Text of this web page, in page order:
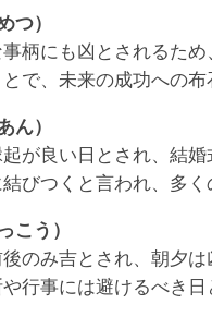
つ）
事柄にも凶とされるた
で、未来の成功への布
ん）
が良い日とされ、結
びつくと言われ、多く
こう）
のみ吉とされ、朝夕
行事には避けるべき日